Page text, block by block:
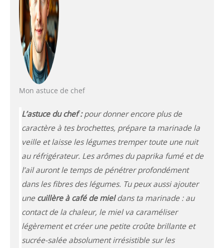
Mon astuce de chef
L’astuce du chef :pour donner encore plus de
caractère à tes brochettes, prépare ta marinade la
veille et laisse les légumes tremper toute une nuit
au réfrigérateur. Les arômes du paprika fumé et de
l’ail auront le temps de pénétrer profondément
dans les fibres des légumes. Tu peux aussi ajouter
une cuillère à café de mieldans ta marinade : au
contact de la chaleur, le miel va caraméliser
légèrement et créer une petite croûte brillante et
sucrée-salée absolument irrésistible sur les